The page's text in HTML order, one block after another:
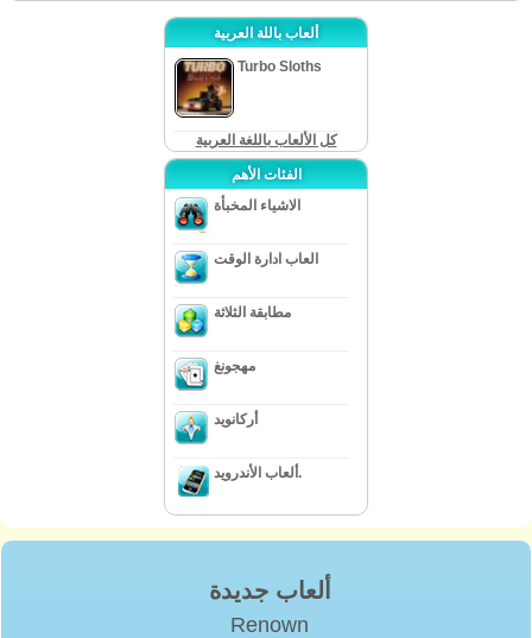
ألعاب باللة العربية
Turbo Sloths
كل الألعاب باللغة العربية
الفئات الأهم
الاشياء المخبأة
العاب ادارة الوقت
مطابقة الثلاثة
مهجونغ
أركانويد
ألعاب الأندرويد.
ألعاب جديدة
Renown